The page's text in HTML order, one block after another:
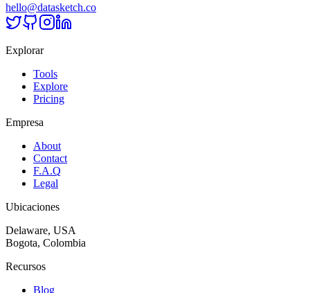
hello@datasketch.co
Explorar
Tools
Explore
Pricing
Empresa
About
Contact
F.A.Q
Legal
Ubicaciones
Delaware, USA
Bogota, Colombia
Recursos
Blog